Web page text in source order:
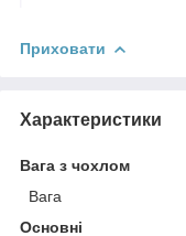
Приховати
Характеристики
Вага з чохлом
Вага
Основні